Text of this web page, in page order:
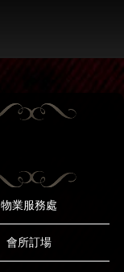
物業服務處
會所訂場